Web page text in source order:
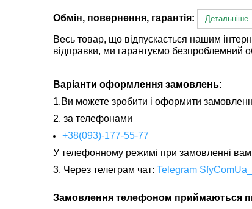
Обмін, повернення, гарантія: Детальніше
Весь товар, що відпускається нашим
відправки, ми гарантуємо безпроблемний
Варіанти оформлення замовлень:
1.Ви можете зробити і оформити
2. за телефонами
+38(093)-177-55-77
У телефонному режимі при замовленні вам
3. Через телеграм чат: Telegram
Замовлення телефоном приймаються